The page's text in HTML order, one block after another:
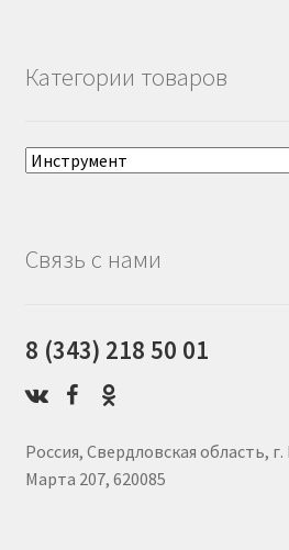
Категории товаров
Связь с нами
8 (343) 218 50 01
Россия, Свердловская область,
Марта 207, 620085